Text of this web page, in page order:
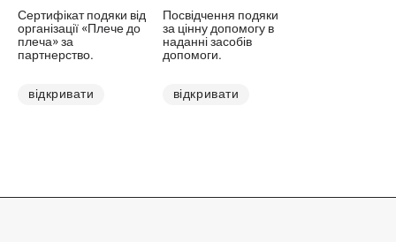
Сертифікат подяки від
організації «Плече до
плеча» за
партнерство.
відкривати
Посвідчення подяки
за цінну допомогу в
наданні засобів
допомоги.
відкривати